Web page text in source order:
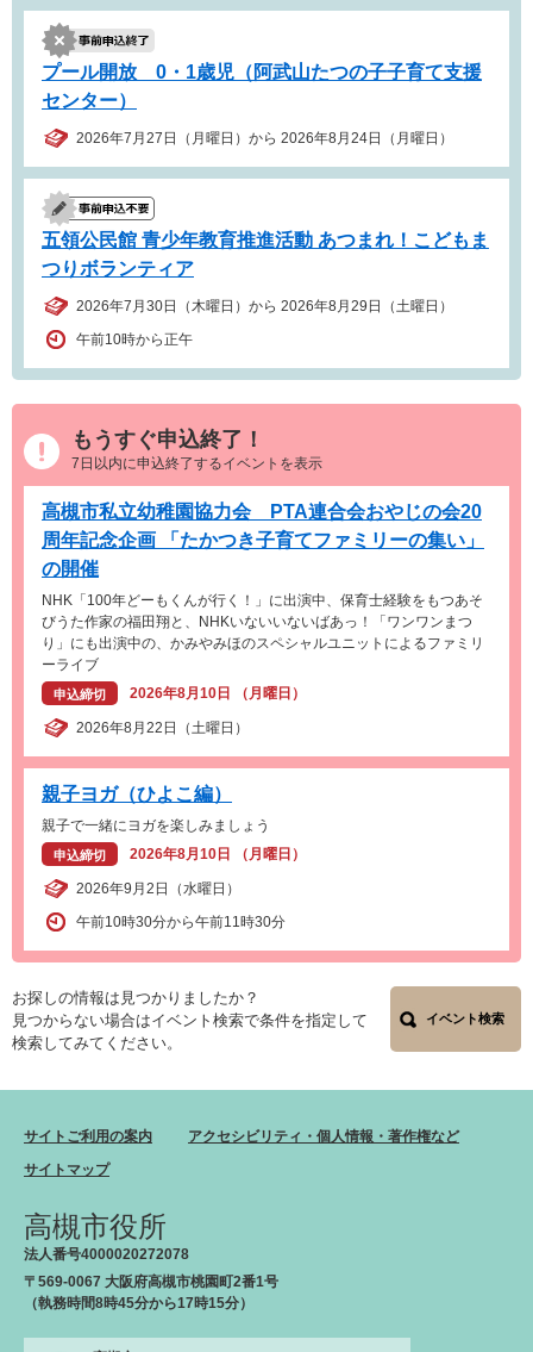
プール開放 0・1歳児（阿武山たつの子子育て支援
センター）
2026年7月27日（月曜日）から 2026年8月24日（月曜日）
五領公民館 青少年教育推進活動 あつまれ！こどもま
つりボランティア
2026年7月30日（木曜日）から 2026年8月29日（土曜日）
午前10時から正午
もうすぐ申込終了！
7日以内に申込終了するイベントを表示
高槻市私立幼稚園協力会 PTA連合会おやじの会20
周年記念企画 「たかつき子育てファミリーの集い」
の開催
NHK「100年どーもくんが行く！」に出演中、保育士経験をもつあそ
びうた作家の福田翔と、NHKいないいないばあっ！「ワンワンまつ
り」にも出演中の、かみやみほのスペシャルユニットによるファミリ
ーライブ
申込締切 2026年8月10日 （月曜日）
2026年8月22日（土曜日）
親子ヨガ（ひよこ編）
親子で一緒にヨガを楽しみましょう
申込締切 2026年8月10日 （月曜日）
2026年9月2日（水曜日）
午前10時30分から午前11時30分
お探しの情報は見つかりましたか？
見つからない場合はイベント検索で条件を指定して
検索してみてください。
イベント検索
サイトご利用の案内
アクセシビリティ・個人情報・著作権など
サイトマップ
高槻市役所
法人番号4000020272078
〒569-0067 大阪府高槻市桃園町2番1号
（執務時間8時45分から17時15分）